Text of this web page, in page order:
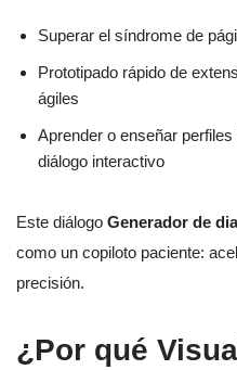
Superar el síndrome de
Prototipado rápido de
ágiles
Aprender o enseñar
diálogo interactivo
Este diálogo Generador de
como un copiloto paciente:
precisión.
¿Por qué